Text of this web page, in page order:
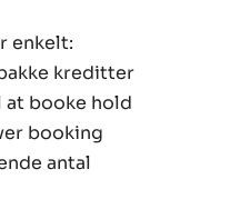
enkelt:
kreditter
booke hold
booking
antal